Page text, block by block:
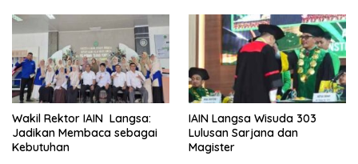
Wakil Rektor IAIN Langsa:
Jadikan Membaca sebagai
Kebutuhan
IAIN Langsa Wisuda 303
Lulusan Sarjana dan
Magister